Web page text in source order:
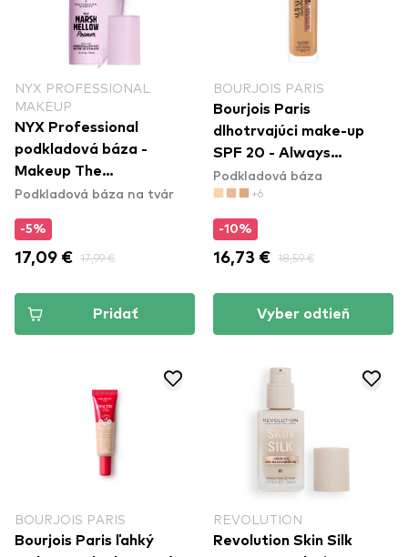
NYX PROFESSIONAL
MAKEUP
NYX Professional
podkladová báza -
Makeup The
Marshmellow Smoothing
Podkladová báza na tvár
-5%
17,09 € 17,99 €
Pridať
BOURJOIS PARIS
Bourjois Paris
dlhotrvajúci make-up
SPF 20 - Always
Fabulous Foundation -
410 Golden Beige
Podkladová báza
+6
-10%
16,73 € 18,59 €
Vyber odtieň
BOURJOIS PARIS
Bourjois Paris ľahký
REVOLUTION
Revolution Skin Silk